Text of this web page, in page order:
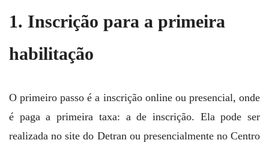
1. Inscrição para a primeira
habilitação
O primeiro passo é a inscrição online ou presencial, onde
é paga a primeira taxa: a de inscrição. Ela pode ser
realizada no site do Detran ou presencialmente no Centro